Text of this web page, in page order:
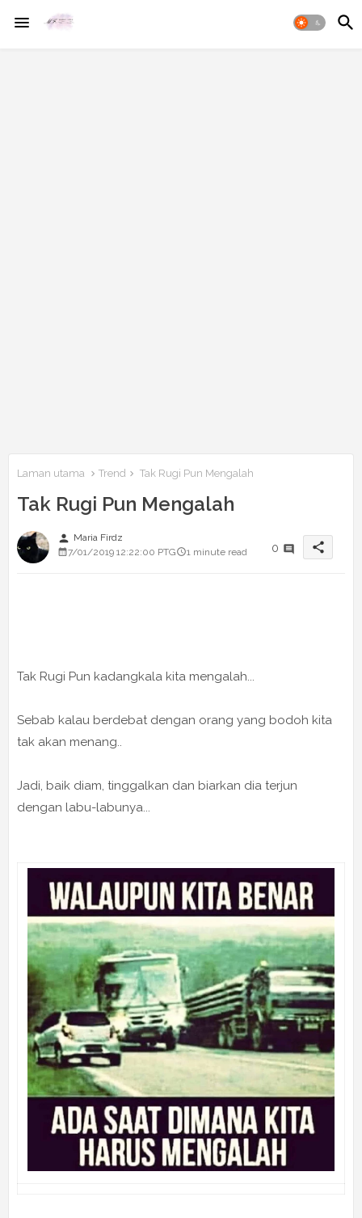
Laman utama Trend Tak Rugi Pun Mengalah
Tak Rugi Pun Mengalah
person Maria Firdz
7/01/2019 12:22:00 PTG
1 minute read 0 share
Tak Rugi Pun kadangkala kita mengalah...
Sebab kalau berdebat dengan orang yang bodoh kita
tak akan menang..
Jadi, baik diam, tinggalkan dan biarkan dia terjun
dengan labu-labunya...